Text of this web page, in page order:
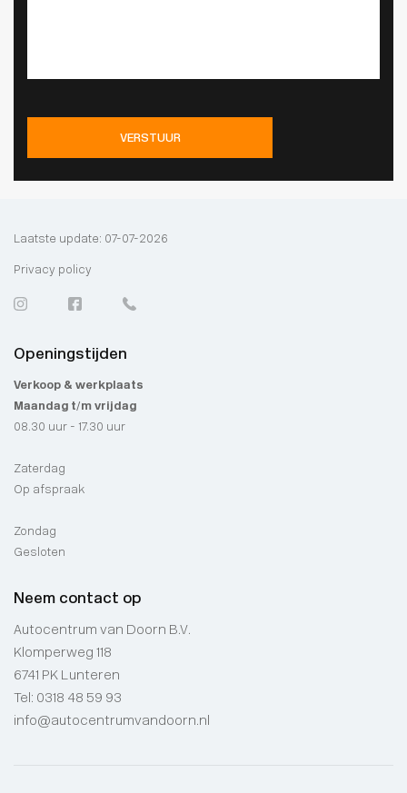
VERSTUUR
Laatste update: 07-07-2026
Privacy policy
Openingstijden
Verkoop & werkplaats
Maandag t/m vrijdag
08.30 uur - 17.30 uur
Zaterdag
Op afspraak
Zondag
Gesloten
Neem contact op
Autocentrum van Doorn B.V.
Klomperweg 118
6741 PK Lunteren
Tel: 0318 48 59 93
info@autocentrumvandoorn.nl